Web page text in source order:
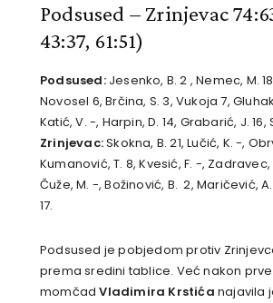
Podsused – Zrinjevac
43:37, 61:51)
Podsused:Jesenko, B. 2 , Nemec, M.
Novosel 6, Brčina, S. 3, Vukoja 7,
Katić, V. -, Harpin, D. 14, Grabarić, J. 16,
Zrinjevac:Skokna, B. 21, Lučić, K. -,
Kumanović, T. 8, Kvesić, F. -, Zadravec,
Čuže, M. -, Božinović, B. 2, Maričević,
17.
Podsused je pobjedom protiv
prema sredini tablice. Već nakon
momčadVladimira Krstića najavila